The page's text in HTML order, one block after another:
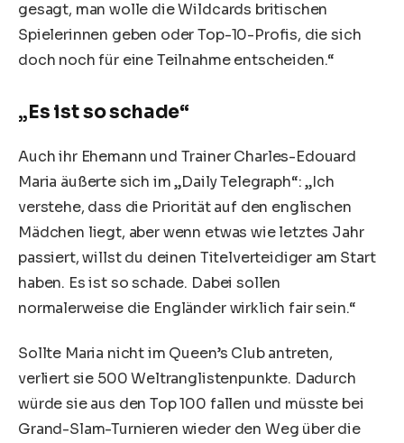
gesagt, man wolle die Wildcards britischen
Spielerinnen geben oder Top-10-Profis, die sich
doch noch für eine Teilnahme entscheiden.“
„Es ist so schade“
Auch ihr Ehemann und Trainer Charles-Edouard
Maria äußerte sich im „Daily Telegraph“: „Ich
verstehe, dass die Priorität auf den englischen
Mädchen liegt, aber wenn etwas wie letztes Jahr
passiert, willst du deinen Titelverteidiger am Start
haben. Es ist so schade. Dabei sollen
normalerweise die Engländer wirklich fair sein.“
Sollte Maria nicht im Queen’s Club antreten,
verliert sie 500 Weltranglistenpunkte. Dadurch
würde sie aus den Top 100 fallen und müsste bei
Grand-Slam-Turnieren wieder den Weg über die